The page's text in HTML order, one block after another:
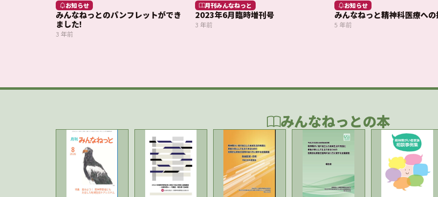
お知らせ
みんなねっとのパンフレットができ
ました!
3 年前
月刊みんなねっと
2023年6月臨時増刊号
3 年前
お知らせ
みんなねっと精神科医療へ
5 年前
みんなねっとの本